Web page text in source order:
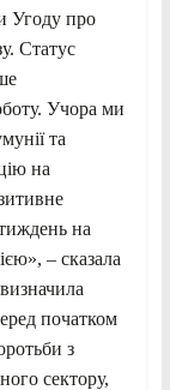
Угоду про
Статус
Учора ми
та
на
на
– сказала
початком
з
сектору,